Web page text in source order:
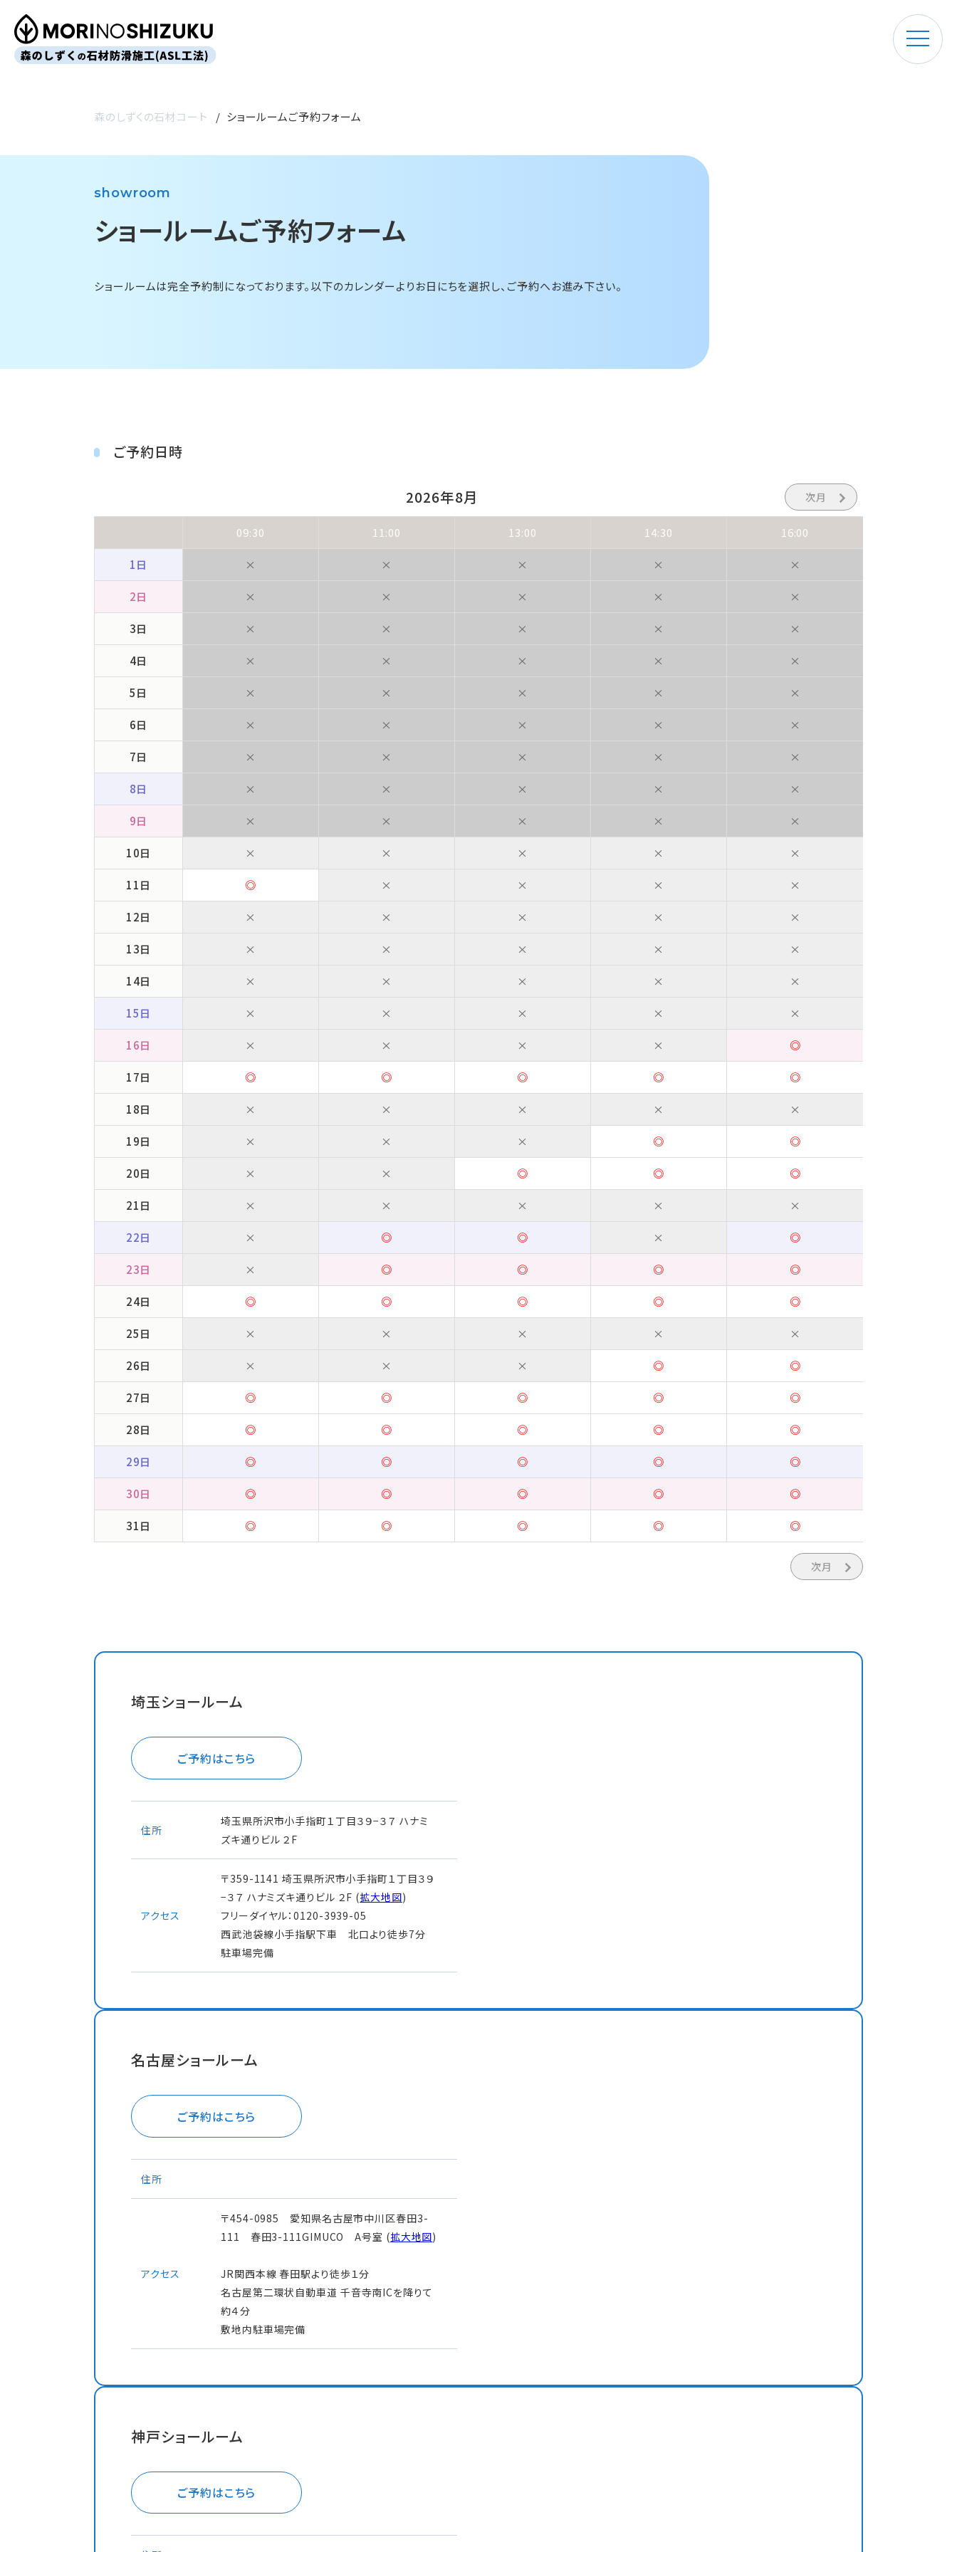
森のしずくの石材コート ショールームご予約フォーム
showroom
ショールームご予約フォーム
ショールームは完全予約制になっております。以下のカレンダーよりお日にちを選択し、ご予約へお進み下さい。
ご予約日時
2026年8月 次月
09:30 11:00 13:00 14:30 16:00
1日 × × × × ×
2日 × × × × ×
3日 × × × × ×
4日 × × × × ×
5日 × × × × ×
6日 × × × × ×
7日 × × × × ×
8日 × × × × ×
9日 × × × × ×
10日 × × × × ×
11日 ◎ × × × ×
12日 × × × × ×
13日 × × × × ×
14日 × × × × ×
15日 × × × × ×
16日 × × × × ◎
17日 ◎ ◎ ◎ ◎ ◎
18日 × × × × ×
19日 × × × ◎ ◎
20日 × × ◎ ◎ ◎
21日 × × × × ×
22日 × ◎ ◎ × ◎
23日 × ◎ ◎ ◎ ◎
24日 ◎ ◎ ◎ ◎ ◎
25日 × × × × ×
26日 × × × ◎ ◎
27日 ◎ ◎ ◎ ◎ ◎
28日 ◎ ◎ ◎ ◎ ◎
29日 ◎ ◎ ◎ ◎ ◎
30日 ◎ ◎ ◎ ◎ ◎
31日 ◎ ◎ ◎ ◎ ◎
次月
埼玉ショールーム
ご予約はこちら
住所
埼玉県所沢市小手指町１丁目３９−３７ ハナミ
ズキ通りビル ２F
アクセス
〒359-1141 埼玉県所沢市小手指町１丁目３９
−３７ ハナミズキ通りビル ２F (拡大地図)
フリーダイヤル：0120-3939-05
西武池袋線小手指駅下車 北口より徒歩7分
駐車場完備
名古屋ショールーム
ご予約はこちら
住所
アクセス
〒454-0985 愛知県名古屋市中川区春田3-
111 春田3-111GIMUCO A号室 (拡大地図)
JR関西本線 春田駅より徒歩１分
名古屋第二環状自動車道 千音寺南ICを降りて
約４分
敷地内駐車場完備
神戸ショールーム
ご予約はこちら